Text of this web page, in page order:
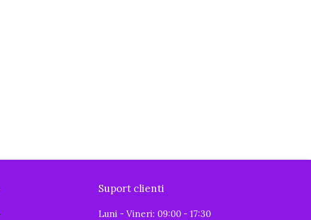
Suport clienti
Luni - Vineri: 09:00 - 17:30